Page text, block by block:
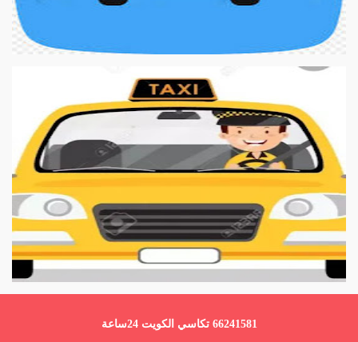
66241581 تكاسي الكويت 24ساعة